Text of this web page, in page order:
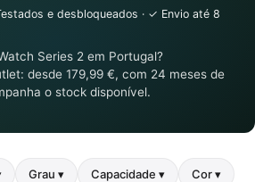
e desbloqueados · ✓ Envio até 8
Series 2 em Portugal?
desde 179,99 €, com 24 meses de
o stock disponível.
Grau ▾ Capacidade ▾ Cor ▾